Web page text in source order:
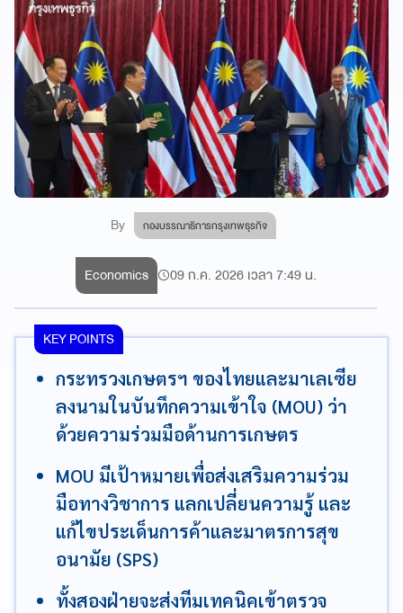
By กองบรรณาธิการกรุงเทพธุรกิจ
Economics 09 ก.ค. 2026 เวลา 7:49 น.
KEY POINTS
กระทรวงเกษตรฯ ของไทยและมาเลเซีย
ลงนามในบันทึกความเข้าใจ (MOU) ว่า
ด้วยความร่วมมือด้านการเกษตร
MOU มีเป้าหมายเพื่อส่งเสริมความร่วม
มือทางวิชาการ แลกเปลี่ยนความรู้ และ
แก้ไขประเด็นการค้าและมาตรการสุข
อนามัย (SPS)
ทั้งสองฝ่ายจะส่งทีมเทคนิคเข้าตรวจ